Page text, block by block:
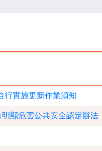
行實施更新作業須知
顯危害公共安全認定辦法